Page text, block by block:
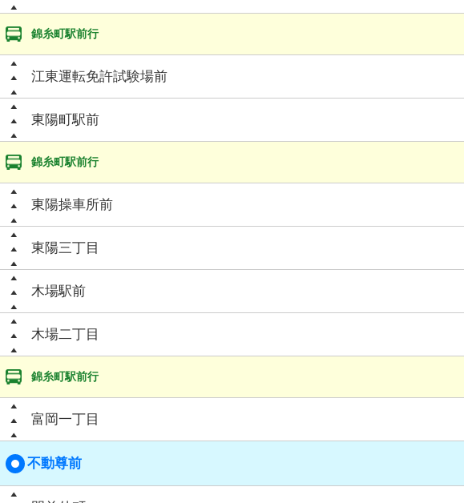
錦糸町駅前行
江東運転免許試験場前
東陽町駅前
錦糸町駅前行
東陽操車所前
東陽三丁目
木場駅前
木場二丁目
錦糸町駅前行
富岡一丁目
不動尊前